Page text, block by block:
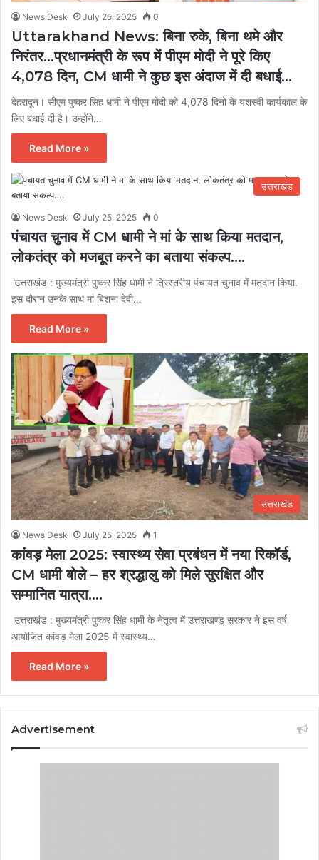
News Desk July 25, 2025 0
Uttarakhand News: बिना रुके, बिना थमे और
निरंतर…प्रधानमंत्री के रूप में पीएम मोदी ने पूरे किए
4,078 दिन, CM धामी ने कुछ इस अंदाज में दी बधाई…
देहरादून। सीएम पुष्कर सिंह धामी ने पीएम मोदी को 4,078 दिनों के यशस्वी कार्यकाल के
लिए बधाई दी है। उन्होंने…
Read More »
उत्तराखंड
News Desk July 25, 2025 0
पंचायत चुनाव में CM धामी ने मां के साथ किया मतदान,
लोकतंत्र को मजबूत करने का बताया संकल्प….
उत्तराखंड : मुख्यमंत्री पुष्कर सिंह धामी ने त्रिस्तरीय पंचायत चुनाव में मतदान किया.
इस दौरान उनके साथ मां बिशना देवी…
Read More »
उत्तराखंड
News Desk July 25, 2025 1
कांवड़ मेला 2025: स्वास्थ्य सेवा प्रबंधन में नया रिकॉर्ड,
CM धामी बोले – हर श्रद्धालु को मिले सुरक्षित और
सम्मानित यात्रा….
उत्तराखंड : मुख्यमंत्री पुष्कर सिंह धामी के नेतृत्व में उत्तराखण्ड सरकार ने इस वर्ष
आयोजित कांवड़ मेला 2025 में स्वास्थ्य…
Read More »
Advertisement